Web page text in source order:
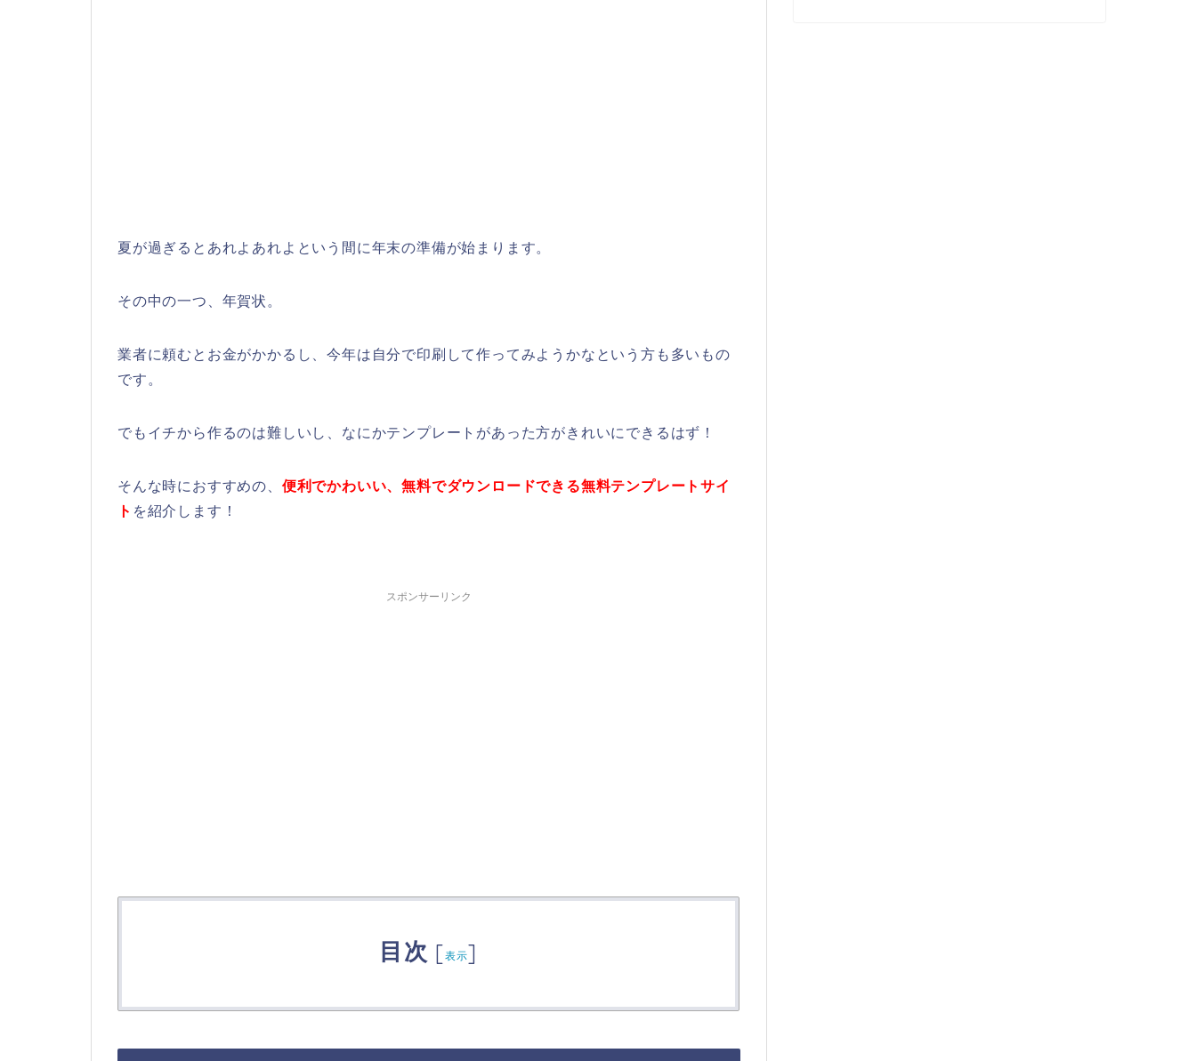
夏が過ぎるとあれよあれよという間に年末の準備が始まります。
その中の一つ、年賀状。
業者に頼むとお金がかかるし、今年は自分で印刷して作ってみようかなという方も多いもの
です。
でもイチから作るのは難しいし、なにかテンプレートがあった方がきれいにできるはず！
そんな時におすすめの、 便利でかわいい、無料でダウンロードできる無料テンプレートサイ
ト を紹介します！
スポンサーリンク
目次 [表示]